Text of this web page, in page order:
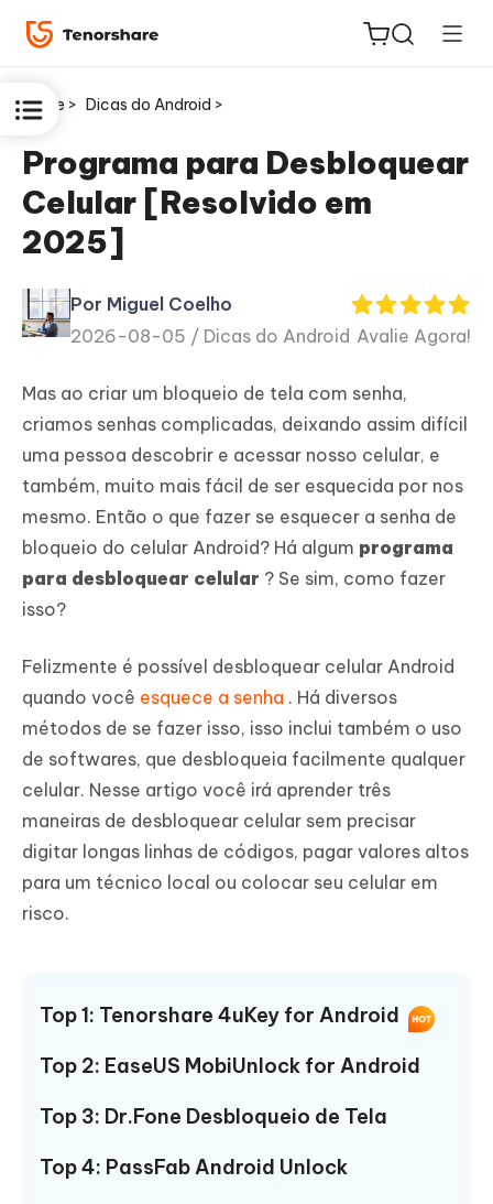
ReiBoot
for iOS
PDNob
PDF
Novo
iAnyGo
Home > Dicas do Android >
Programa para Desbloquear
Celular [Resolvido em
2025]
Por Miguel Coelho
2026-08-05 / Dicas do Android Avalie Agora!
Mas ao criar um bloqueio de tela com senha,
criamos senhas complicadas, deixando assim difícil
uma pessoa descobrir e acessar nosso celular, e
também, muito mais fácil de ser esquecida por nos
mesmo. Então o que fazer se esquecer a senha de
bloqueio do celular Android? Há algum programa
para desbloquear celular ? Se sim, como fazer
isso?
Felizmente é possível desbloquear celular Android
quando você esquece a senha . Há diversos
métodos de se fazer isso, isso inclui também o uso
de softwares, que desbloqueia facilmente qualquer
celular. Nesse artigo você irá aprender três
maneiras de desbloquear celular sem precisar
digitar longas linhas de códigos, pagar valores altos
para um técnico local ou colocar seu celular em
risco.
Top 1: Tenorshare 4uKey for Android
Top 2: EaseUS MobiUnlock for Android
Top 3: Dr.Fone Desbloqueio de Tela
Top 4: PassFab Android Unlock